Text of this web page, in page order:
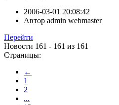
2006-03-01 20:08:42
Автор admin webmaster
Перейти
Новости 161 - 161 из 161
Страницы:
←
1
2
...